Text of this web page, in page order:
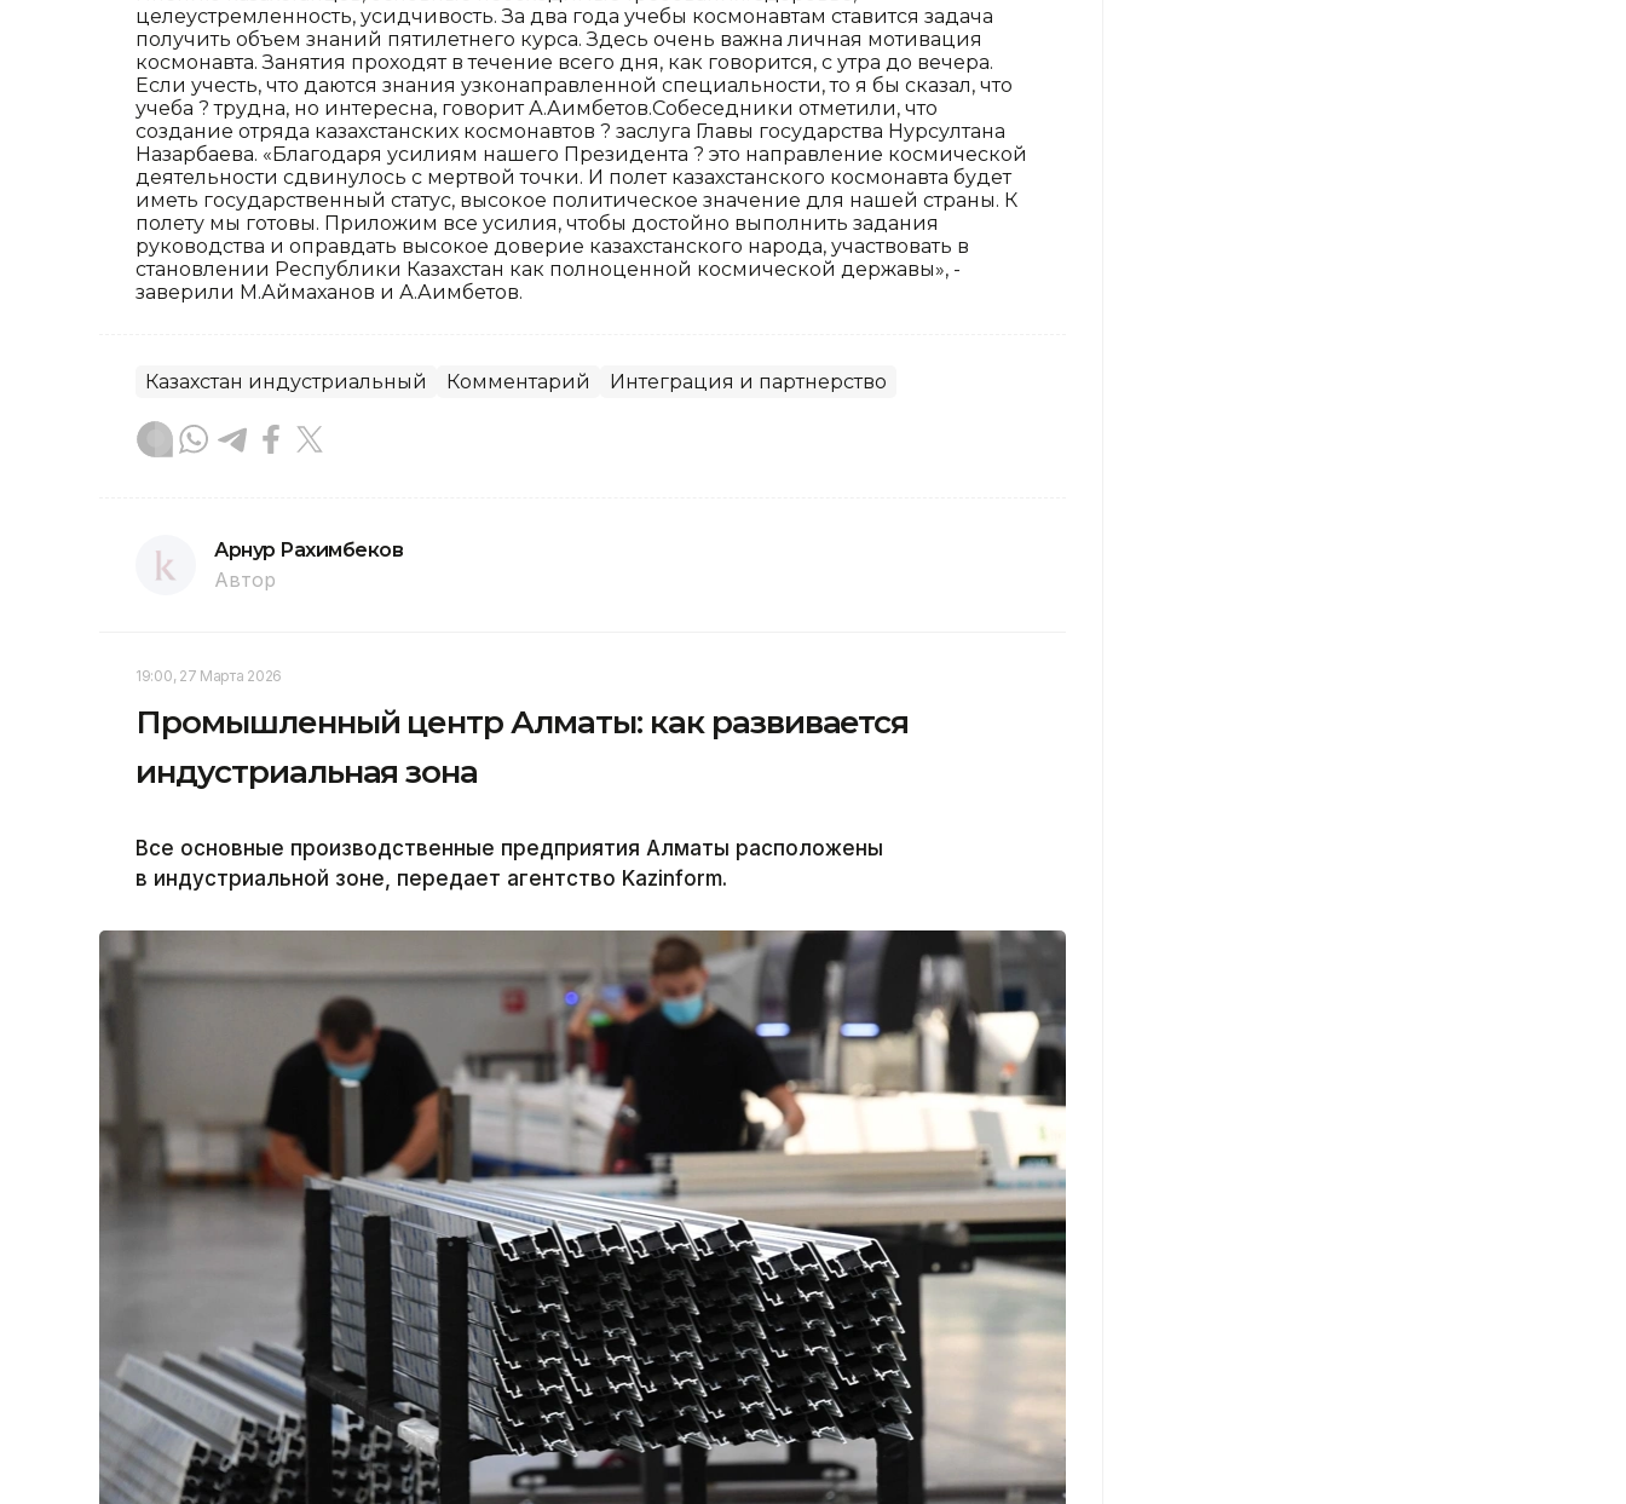
целеустремленность, усидчивость. За два года учебы космонавтам ставится задача
получить объем знаний пятилетнего курса. Здесь очень важна личная мотивация
космонавта. Занятия проходят в течение всего дня, как говорится, с утра до вечера.
Если учесть, что даются знания узконаправленной специальности, то я бы сказал, что
учеба ? трудна, но интересна, говорит А.Аимбетов.Собеседники отметили, что
создание отряда казахстанских космонавтов ? заслуга Главы государства Нурсултана
Назарбаева. «Благодаря усилиям нашего Президента ? это направление космической
деятельности сдвинулось с мертвой точки. И полет казахстанского космонавта будет
иметь государственный статус, высокое политическое значение для нашей страны. К
полету мы готовы. Приложим все усилия, чтобы достойно выполнить задания
руководства и оправдать высокое доверие казахстанского народа, участвовать в
становлении Республики Казахстан как полноценной космической державы», -
заверили М.Аймаханов и А.Аимбетов.
Казахстан индустриальный Комментарий Интеграция и партнерство
Арнур Рахимбеков
Автор
19:00, 27 Марта 2026
Промышленный центр Алматы: как развивается
индустриальная зона
Все основные производственные предприятия Алматы расположены
в индустриальной зоне, передает агентство Kazinform.